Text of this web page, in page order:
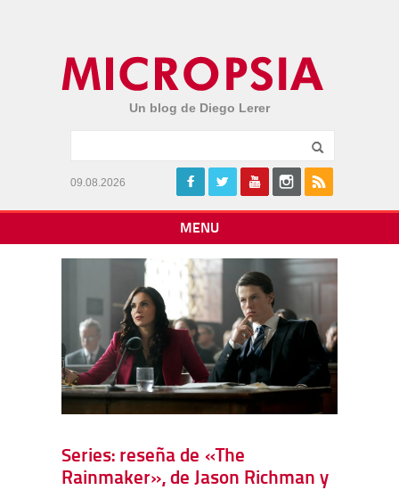
Un blog de Diego Lerer
09.08.2026
MENU
Series: reseña de «The
Rainmaker», de Jason Richman y